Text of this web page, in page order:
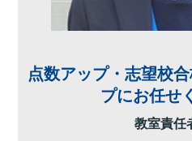
点数アップ・志望校
プにお任せ
教室責任